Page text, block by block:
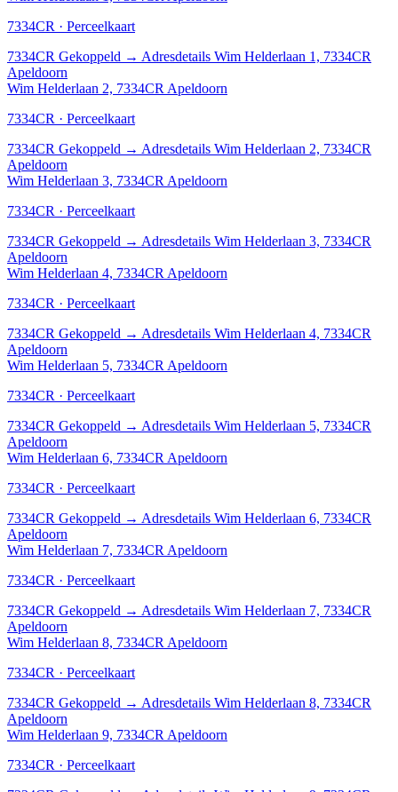
7334CR · Perceelkaart
7334CR Gekoppeld → Adresdetails Wim Helderlaan 1, 7334CR
Apeldoorn
Wim Helderlaan 2, 7334CR Apeldoorn
7334CR · Perceelkaart
7334CR Gekoppeld → Adresdetails Wim Helderlaan 2, 7334CR
Apeldoorn
Wim Helderlaan 3, 7334CR Apeldoorn
7334CR · Perceelkaart
7334CR Gekoppeld → Adresdetails Wim Helderlaan 3, 7334CR
Apeldoorn
Wim Helderlaan 4, 7334CR Apeldoorn
7334CR · Perceelkaart
7334CR Gekoppeld → Adresdetails Wim Helderlaan 4, 7334CR
Apeldoorn
Wim Helderlaan 5, 7334CR Apeldoorn
7334CR · Perceelkaart
7334CR Gekoppeld → Adresdetails Wim Helderlaan 5, 7334CR
Apeldoorn
Wim Helderlaan 6, 7334CR Apeldoorn
7334CR · Perceelkaart
7334CR Gekoppeld → Adresdetails Wim Helderlaan 6, 7334CR
Apeldoorn
Wim Helderlaan 7, 7334CR Apeldoorn
7334CR · Perceelkaart
7334CR Gekoppeld → Adresdetails Wim Helderlaan 7, 7334CR
Apeldoorn
Wim Helderlaan 8, 7334CR Apeldoorn
7334CR · Perceelkaart
7334CR Gekoppeld → Adresdetails Wim Helderlaan 8, 7334CR
Apeldoorn
Wim Helderlaan 9, 7334CR Apeldoorn
7334CR · Perceelkaart